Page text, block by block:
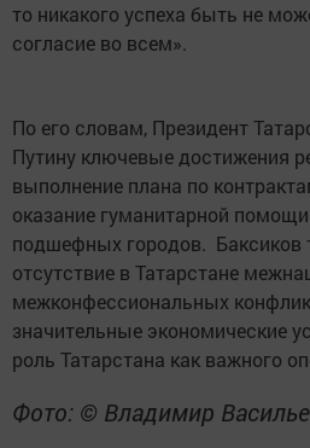
то никакого успеха быть не
согласие во всем».
По его словам, Президент
Путину ключевые достижения
выполнение плана по
оказание гуманитарной
подшефных городов. Баксиков
отсутствие в Татарстане
межконфессиональных
значительные экономические
роль Татарстана как важного
Фото: © Владимир